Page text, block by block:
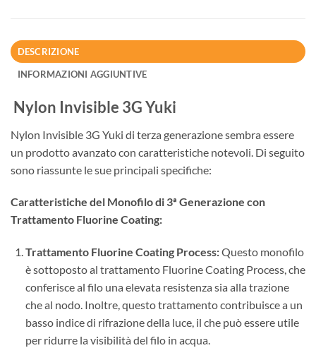
DESCRIZIONE
INFORMAZIONI AGGIUNTIVE
Nylon Invisible 3G Yuki
Nylon Invisible 3G Yuki di terza generazione sembra essere
un prodotto avanzato con caratteristiche notevoli. Di seguito
sono riassunte le sue principali specifiche:
Caratteristiche del Monofilo di 3ª Generazione con
Trattamento Fluorine Coating:
Trattamento Fluorine Coating Process:Questo monofilo
è sottoposto al trattamento Fluorine Coating Process, che
conferisce al filo una elevata resistenza sia alla trazione
che al nodo. Inoltre, questo trattamento contribuisce a un
basso indice di rifrazione della luce, il che può essere utile
per ridurre la visibilità del filo in acqua.